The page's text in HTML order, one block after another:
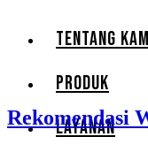
TENTANG
PRODUK
LAYANAN
Rekomendasi